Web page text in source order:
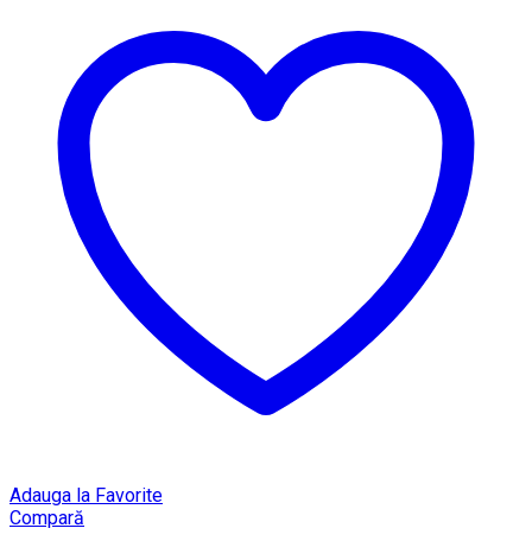
Adauga la Favorite
Compară